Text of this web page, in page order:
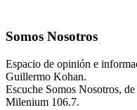
Somos Nosotros
Espacio de opinión e
Guillermo Kohan.
Escuche Somos Nosotros,
Milenium 106.7.